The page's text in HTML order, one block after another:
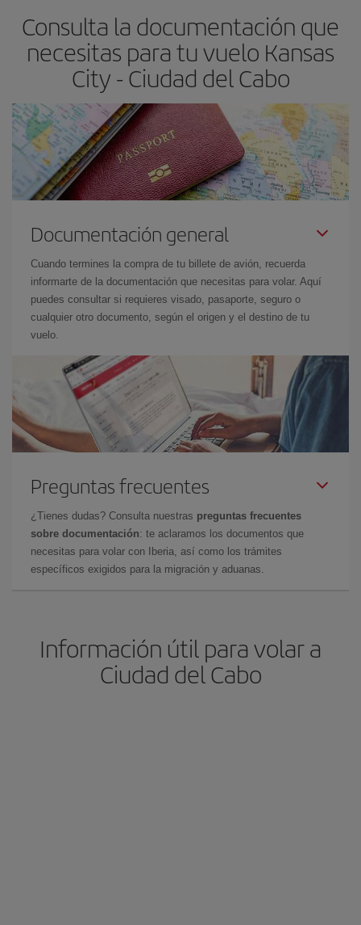
Consulta la documentación que
necesitas para tu vuelo Kansas
City - Ciudad del Cabo
Documentación general
Cuando termines la compra de tu billete de avión, recuerda
informarte de la documentación que necesitas para volar. Aquí
puedes consultar si requieres visado, pasaporte, seguro o
cualquier otro documento, según el origen y el destino de tu
vuelo.
Preguntas frecuentes
¿Tienes dudas? Consulta nuestras preguntas frecuentes
sobre documentación: te aclaramos los documentos que
necesitas para volar con Iberia, así como los trámites
específicos exigidos para la migración y aduanas.
Información útil para volar a
Ciudad del Cabo